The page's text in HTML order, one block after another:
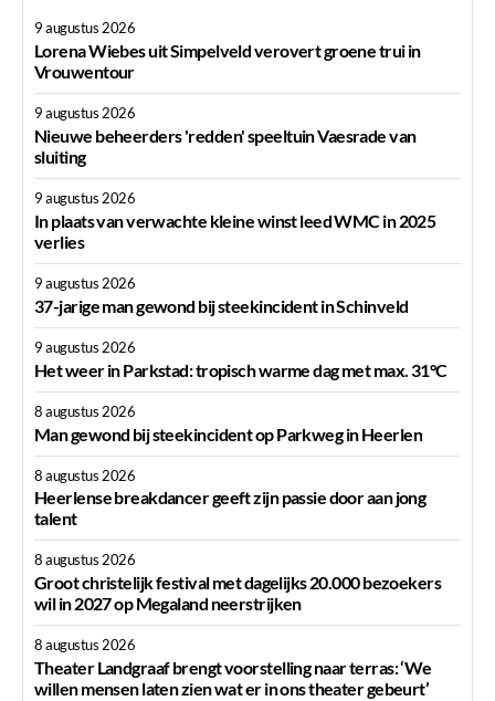
9 augustus 2026
Lorena Wiebes uit Simpelveld verovert groene trui in
Vrouwentour
9 augustus 2026
Nieuwe beheerders 'redden' speeltuin Vaesrade van
sluiting
9 augustus 2026
In plaats van verwachte kleine winst leed WMC in 2025
verlies
9 augustus 2026
37-jarige man gewond bij steekincident in Schinveld
9 augustus 2026
Het weer in Parkstad: tropisch warme dag met max. 31°C
8 augustus 2026
Man gewond bij steekincident op Parkweg in Heerlen
8 augustus 2026
Heerlense breakdancer geeft zijn passie door aan jong
talent
8 augustus 2026
Groot christelijk festival met dagelijks 20.000 bezoekers
wil in 2027 op Megaland neerstrijken
8 augustus 2026
Theater Landgraaf brengt voorstelling naar terras: ‘We
willen mensen laten zien wat er in ons theater gebeurt’